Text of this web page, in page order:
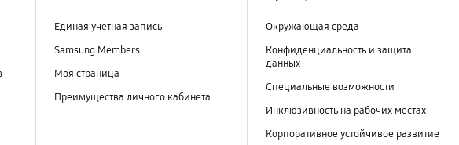
Единая учетная запись
Samsung Members
Моя страница
Преимущества личного кабинета
Окружающая среда
Конфиденциальность и защита
данных
Специальные возможности
Инклюзивность на рабочих местах
Корпоративное устойчивое развитие